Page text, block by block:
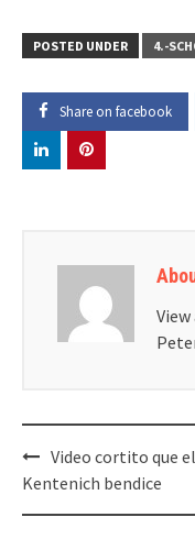
POSTED UNDER 4.-
Share on facebook
Post
navigation
Video cortito que
Kentenich bendice